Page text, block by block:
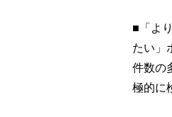
■「よ
たい」
件数の
極的に